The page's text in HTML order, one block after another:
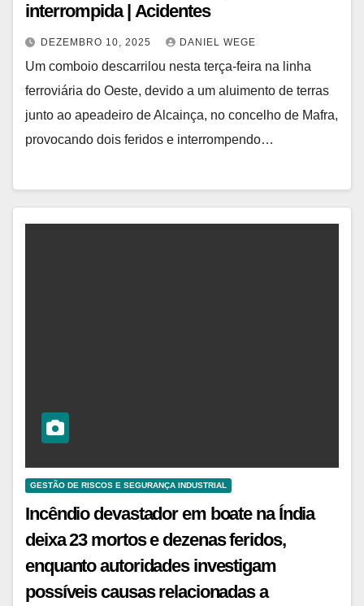
interrompida | Acidentes
DEZEMBRO 10, 2025 DANIEL WEGE
Um comboio descarrilou nesta terça-feira na linha
ferroviária do Oeste, devido a um aluimento de terras
junto ao apeadeiro de Alcainça, no concelho de Mafra,
provocando dois feridos e interrompendo…
GESTÃO DE RISCOS E SEGURANÇA INDUSTRIAL
Incêndio devastador em boate na Índia
deixa 23 mortos e dezenas feridos,
enquanto autoridades investigam
possíveis causas relacionadas a